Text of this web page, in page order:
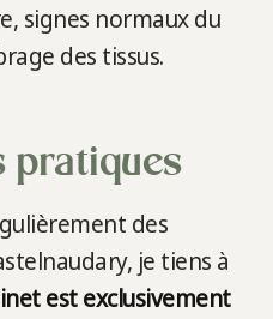
signes normaux du
des tissus.
pratiques
des
je tiens à
est exclusivement